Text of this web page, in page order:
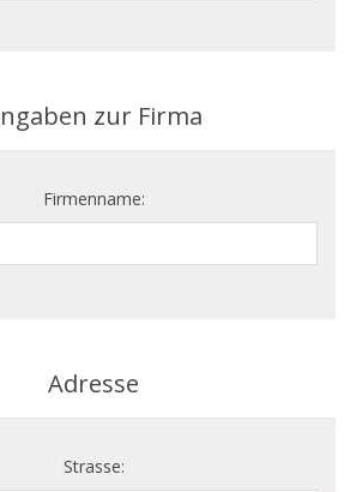
zur Firma
Firmenname:
Adresse
Strasse: